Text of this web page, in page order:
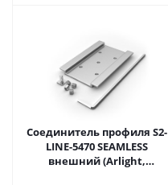
Соединитель профиля S2-
LINE-5470 SEAMLESS
внешний (Arlight,